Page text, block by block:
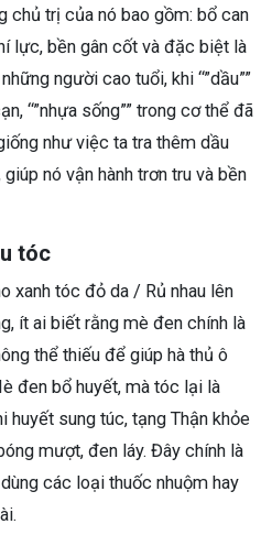
chủ trị của nó bao gồm: bổ can
lực, bền gân cốt và đặc biệt là
người cao tuổi, khi “”dầu””
“”nhựa sống”” trong cơ thể đã
như việc ta tra thêm dầu
nó vận hành trơn tru và bền
tóc
xanh tóc đỏ da / Rủ nhau lên
ít ai biết rằng mè đen chính là
thể thiếu để giúp hà thủ ô
đen bổ huyết, mà tóc lại là
huyết sung túc, tạng Thận khỏe
mượt, đen láy. Đây chính là
các loại thuốc nhuộm hay